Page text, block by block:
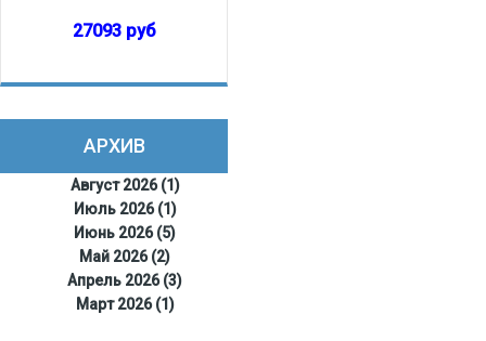
27093 руб
АРХИВ
Август 2026 (1)
Июль 2026 (1)
Июнь 2026 (5)
Май 2026 (2)
Апрель 2026 (3)
Март 2026 (1)